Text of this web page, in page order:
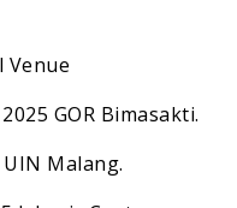
Venue
GOR Bimasakti.
UIN Malang.